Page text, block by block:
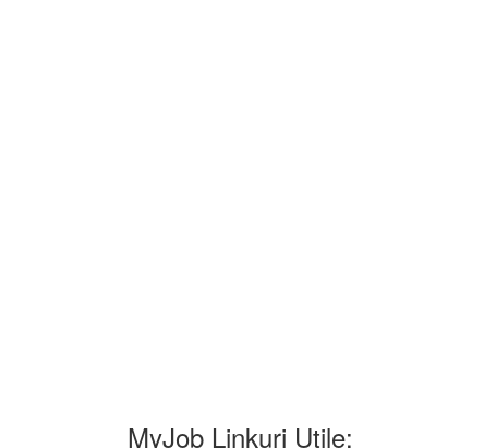
MyJob Linkuri Utile: